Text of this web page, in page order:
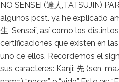
NO SENSEI (達人,TATSUJIN)
algunos post, ya he explicado
生, Sensei”, así como los
certificaciones que existen en
uno de ellos. Recordemos el
sus caracteres: Kanji: 先 (sen,